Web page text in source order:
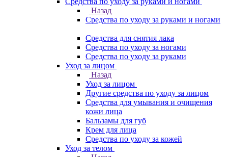
Назад
Средства по уходу за руками и ногами
Средства для снятия лака
Средства по уходу за ногами
Средства по уходу за руками
Уход за лицом
Назад
Уход за лицом
Другие средства по уходу за лицом
Средства для умывания и очищения
кожи лица
Бальзамы для губ
Крем для лица
Средства по уходу за кожей
Уход за телом